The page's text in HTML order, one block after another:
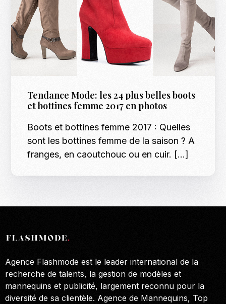
Tendance Mode: les 24 plus belles boots
et bottines femme 2017 en photos
Boots et bottines femme 2017 : Quelles
sont les bottines femme de la saison ? A
franges, en caoutchouc ou en cuir. […]
Agence Flashmode est le leader international de la
recherche de talents, la gestion de modèles et
mannequins et publicité, largement reconnu pour la
diversité de sa clientèle. Agence de Mannequins, Top